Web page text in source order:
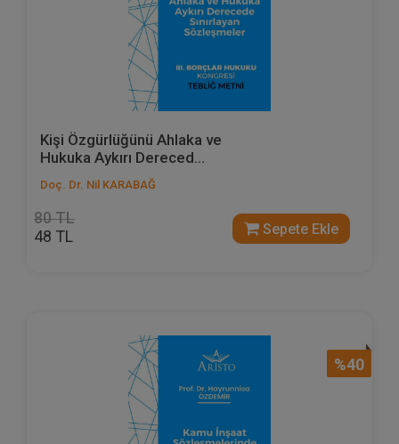
Kişi Özgürlüğünü Ahlaka ve
Hukuka Aykırı Dereced...
Doç. Dr. Nil KARABAĞ
80 TL
48 TL Sepete Ekle
%40